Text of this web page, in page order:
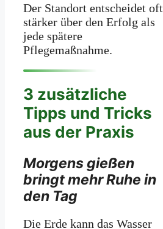
Der Standort entscheidet oft
stärker über den Erfolg als
jede spätere
Pflegemaßnahme.
3 zusätzliche
Tipps und Tricks
aus der Praxis
Morgens gießen
bringt mehr Ruhe in
den Tag
Die Erde kann das Wasser